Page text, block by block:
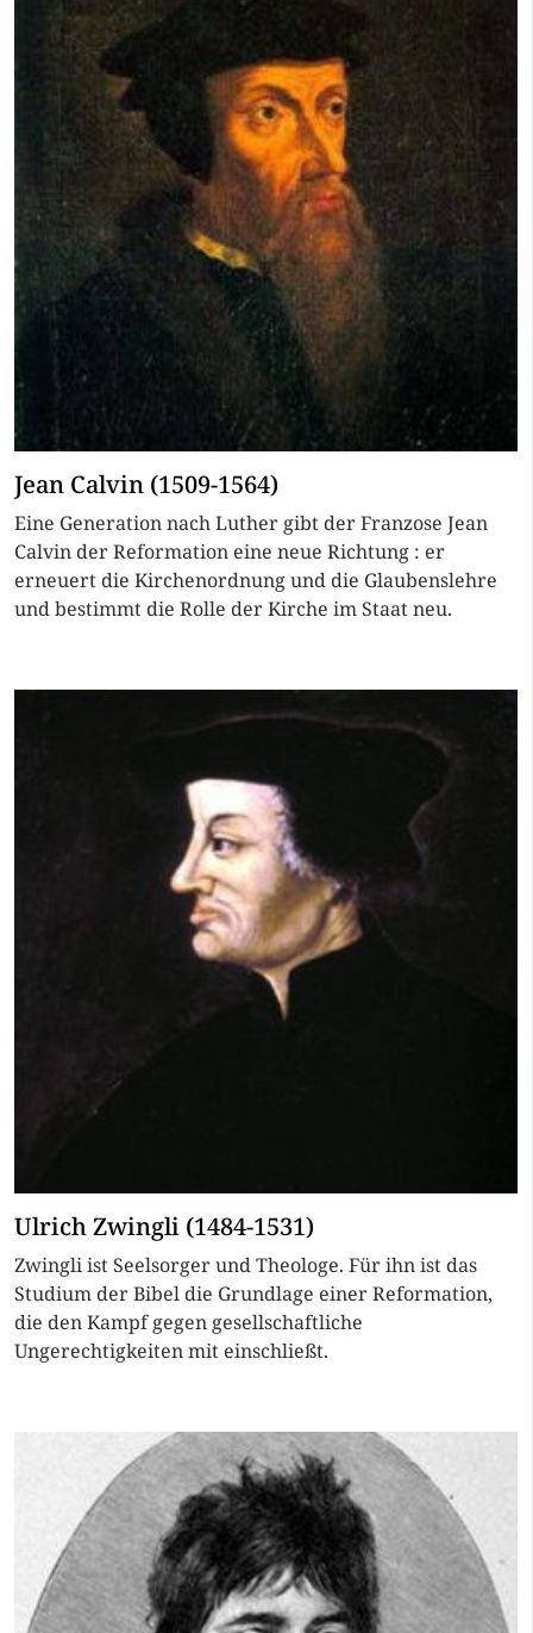
Jean Calvin (1509-1564)
Eine Generation nach Luther gibt der Franzose Jean
Calvin der Reformation eine neue Richtung : er
erneuert die Kirchenordnung und die Glaubenslehre
und bestimmt die Rolle der Kirche im Staat neu.
Ulrich Zwingli (1484-1531)
Zwingli ist Seelsorger und Theologe. Für ihn ist das
Studium der Bibel die Grundlage einer Reformation,
die den Kampf gegen gesellschaftliche
Ungerechtigkeiten mit einschließt.